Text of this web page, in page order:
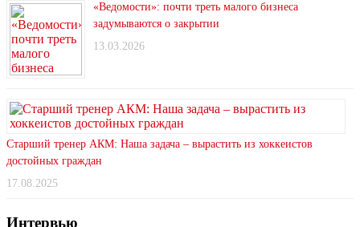
«Ведомости»: почти треть малого бизнеса
задумываются о закрытии
13.03.2026
Старший тренер АКМ: Наша задача – вырастить из хоккеистов
достойных граждан
17.08.2025
Интервью